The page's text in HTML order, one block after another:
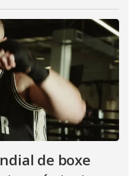
de boxe